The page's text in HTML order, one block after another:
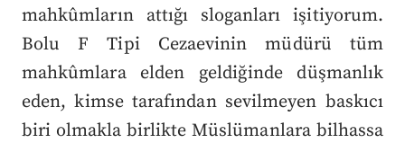
mahkûmların attığı sloganları işitiyorum.
Bolu F Tipi Cezaevinin müdürü tüm
mahkûmlara elden geldiğinde düşmanlık
eden, kimse tarafından sevilmeyen baskıcı
biri olmakla birlikte Müslümanlara bilhassa